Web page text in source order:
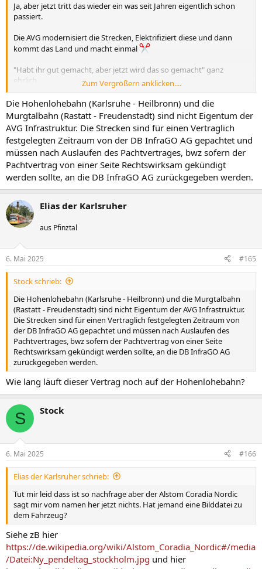
Ja, aber jetzt tritt das wieder ein was seit Jahren eigentlich schon
passiert.
Die AVG modernisiert die Strecken, Elektrifiziert diese und dann
kommt das Land und macht einmal
"Habt ihr gut gemacht, aber jetzt wird das so gemacht" ganz
ehrlich.
[...]
Zum Vergrößern anklicken....
Die Hohenlohebahn (Karlsruhe - Heilbronn) und die
Murgtalbahn (Rastatt - Freudenstadt) sind nicht Eigentum der
AVG Infrastruktur. Die Strecken sind für einen Vertraglich
festgelegten Zeitraum von der DB InfraGO AG gepachtet und
müssen nach Auslaufen des Pachtvertrages, bwz sofern der
Pachtvertrag von einer Seite Rechtswirksam gekündigt
werden sollte, an die DB InfraGO AG zurückgegeben werden.
Elias der Karlsruher
aus Pfinztal
6. Mai 2025 #165
Stock schrieb:
Die Hohenlohebahn (Karlsruhe - Heilbronn) und die Murgtalbahn
(Rastatt - Freudenstadt) sind nicht Eigentum der AVG Infrastruktur.
Die Strecken sind für einen Vertraglich festgelegten Zeitraum von
der DB InfraGO AG gepachtet und müssen nach Auslaufen des
Pachtvertrages, bwz sofern der Pachtvertrag von einer Seite
Rechtswirksam gekündigt werden sollte, an die DB InfraGO AG
zurückgegeben werden.
Wie lang läuft dieser Vertrag noch auf der Hohenlohebahn?
S Stock
6. Mai 2025 #166
Elias der Karlsruher schrieb:
Tut mir leid dass ist so nachfrage aber der Alstom Coradia Nordic
sagt mir vom namen her jetzt nichts. Hat jemand eine Bilddatei zu
dem Fahrzeug?
Siehe zB hier
https://de.wikipedia.org/wiki/Alstom_Coradia_Nordic#/media
/Datei:Ny_pendeltag_stockholm.jpg und hier